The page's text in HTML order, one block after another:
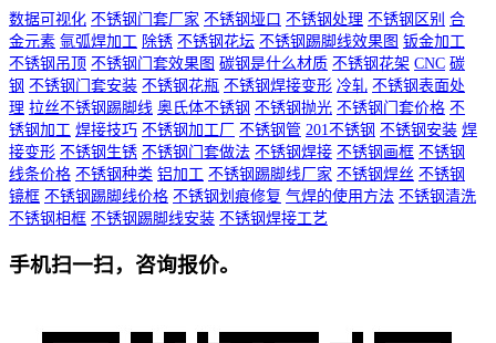
数据可视化 不锈钢门套厂家 不锈钢垭口 不锈钢处理 不锈钢区别 合
金元素 氩弧焊加工 除锈 不锈钢花坛 不锈钢踢脚线效果图 钣金加工
不锈钢吊顶 不锈钢门套效果图 碳钢是什么材质 不锈钢花架 CNC 碳
钢 不锈钢门套安装 不锈钢花瓶 不锈钢焊接变形 冷轧 不锈钢表面处
理 拉丝不锈钢踢脚线 奥氏体不锈钢 不锈钢抛光 不锈钢门套价格 不
锈钢加工 焊接技巧 不锈钢加工厂 不锈钢管 201不锈钢 不锈钢安装 焊
接变形 不锈钢生锈 不锈钢门套做法 不锈钢焊接 不锈钢画框 不锈钢
线条价格 不锈钢种类 铝加工 不锈钢踢脚线厂家 不锈钢焊丝 不锈钢
镜框 不锈钢踢脚线价格 不锈钢划痕修复 气焊的使用方法 不锈钢清洗
不锈钢相框 不锈钢踢脚线安装 不锈钢焊接工艺
手机扫一扫，咨询报价。